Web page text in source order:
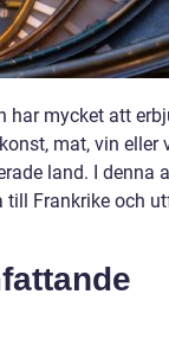
har mycket att
mat, vin eller
land. I denna
till Frankrike och